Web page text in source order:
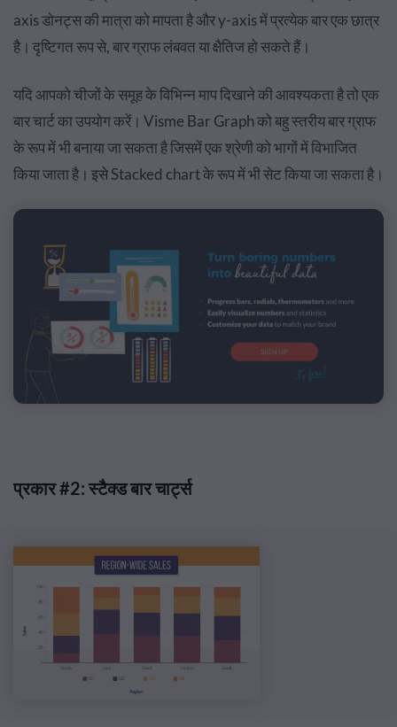
axis डोनट्स की मात्रा को मापता है और y-axis में प्रत्येक बार एक छात्र
है। दृष्टिगत रूप से, बार ग्राफ लंबवत या क्षैतिज हो सकते हैं।
यदि आपको चीजों के समूह के विभिन्न माप दिखाने की आवश्यकता है तो एक
बार चार्ट का उपयोग करें। Visme Bar Graph को बहु स्तरीय बार ग्राफ
के रूप में भी बनाया जा सकता है जिसमें एक श्रेणी को भागों में विभाजित
किया जाता है। इसे Stacked chart के रूप में भी सेट किया जा सकता है।
प्रकार #2: स्टैक्ड बार चार्ट्स